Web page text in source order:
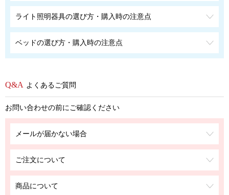
ライト照明器具の選び方・購入時の注意点
ベッドの選び方・購入時の注意点
よくあるご質問
お問い合わせの前にご確認ください
メールが届かない場合
ご注文について
商品について